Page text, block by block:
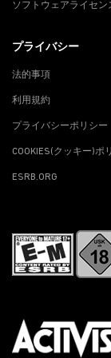
ソフトウェアライセン
プライバシー
法的事項
利用規約
プライバシーポリシー
COOKIES(クッキー)ポ
ESRB.ORG